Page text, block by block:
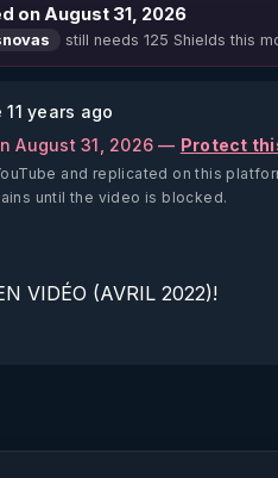
on August 31, 2026
still needs 125 Shields this
years ago
August 31, 2026 — Protect
and replicated on this
until the video is blocked.
VIDÉO (AVRIL 2022)!